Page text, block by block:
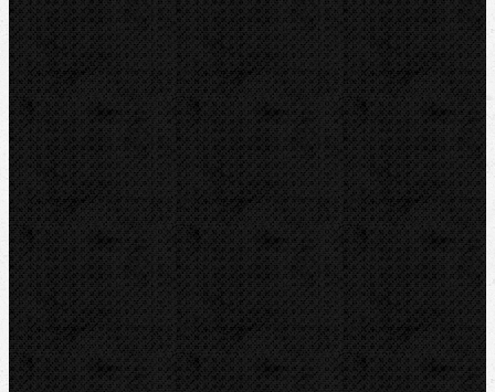
Odvápňovací systémy
Klimatizační technika
Vysoušení, odvlhčování
Zmrazovací zařízení
Vrtání a frézy